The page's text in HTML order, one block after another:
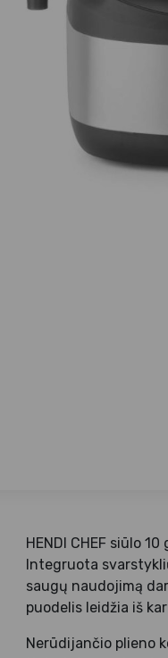
HENDI CHEF siūlo
Integruota
saugų naudojimą
puodelis leidžia iš
Nerūdijančio plieno